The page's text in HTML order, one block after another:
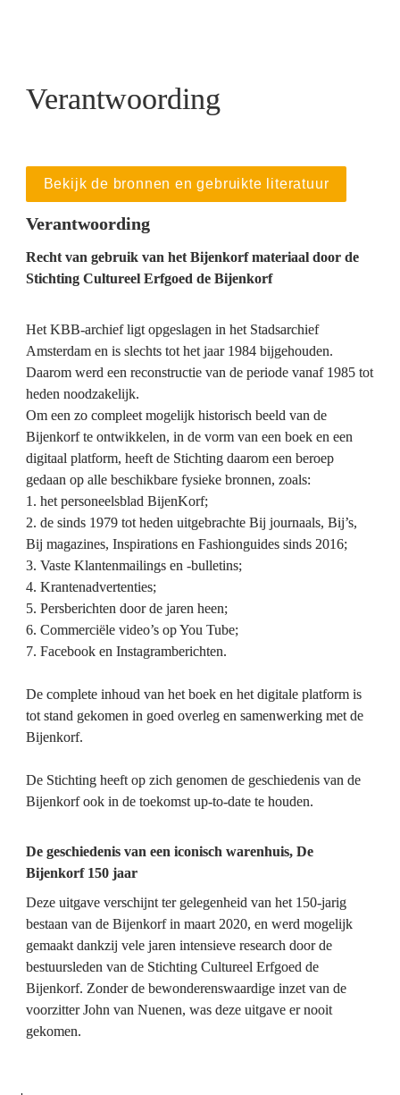
Verantwoording
Bekijk de bronnen en gebruikte literatuur
Verantwoording
Recht van gebruik van het Bijenkorf materiaal door de
Stichting Cultureel Erfgoed de Bijenkorf
Het KBB-archief ligt opgeslagen in het Stadsarchief
Amsterdam en is slechts tot het jaar 1984 bijgehouden.
Daarom werd een reconstructie van de periode vanaf 1985 tot
heden noodzakelijk.
Om een zo compleet mogelijk historisch beeld van de
Bijenkorf te ontwikkelen, in de vorm van een boek en een
digitaal platform, heeft de Stichting daarom een beroep
gedaan op alle beschikbare fysieke bronnen, zoals:
1. het personeelsblad BijenKorf;
2. de sinds 1979 tot heden uitgebrachte Bij journaals, Bij’s,
Bij magazines, Inspirations en Fashionguides sinds 2016;
3. Vaste Klantenmailings en -bulletins;
4. Krantenadvertenties;
5. Persberichten door de jaren heen;
6. Commerciële video’s op You Tube;
7. Facebook en Instagramberichten.
De complete inhoud van het boek en het digitale platform is
tot stand gekomen in goed overleg en samenwerking met de
Bijenkorf.
De Stichting heeft op zich genomen de geschiedenis van de
Bijenkorf ook in de toekomst up-to-date te houden.
De geschiedenis van een iconisch warenhuis, De
Bijenkorf 150 jaar
Deze uitgave verschijnt ter gelegenheid van het 150-jarig
bestaan van de Bijenkorf in maart 2020, en werd mogelijk
gemaakt dankzij vele jaren intensieve research door de
bestuursleden van de Stichting Cultureel Erfgoed de
Bijenkorf. Zonder de bewonderenswaardige inzet van de
voorzitter John van Nuenen, was deze uitgave er nooit
gekomen.